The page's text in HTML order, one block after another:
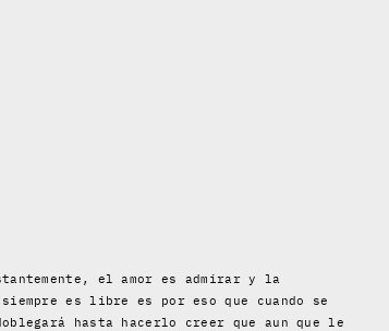
el amor es admirar y la
es libre es por eso que cuando se
hasta hacerlo creer que aun que le